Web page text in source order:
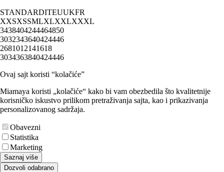
STANDARDITEUUKFR
XXSXSSMLXLXXLXXXL
3438404244464850
3032343640424446
2681012141618
3034363840424446
Ovaj sajt koristi “kolačiće”
Miamaya koristi „kolačiće“ kako bi vam obezbedila što kvalitetnije
korisničko iskustvo prilikom pretraživanja sajta, kao i prikazivanja
personalizovanog sadržaja.
Obavezni
Statistika
Marketing
Saznaj više
Dozvoli odabrano